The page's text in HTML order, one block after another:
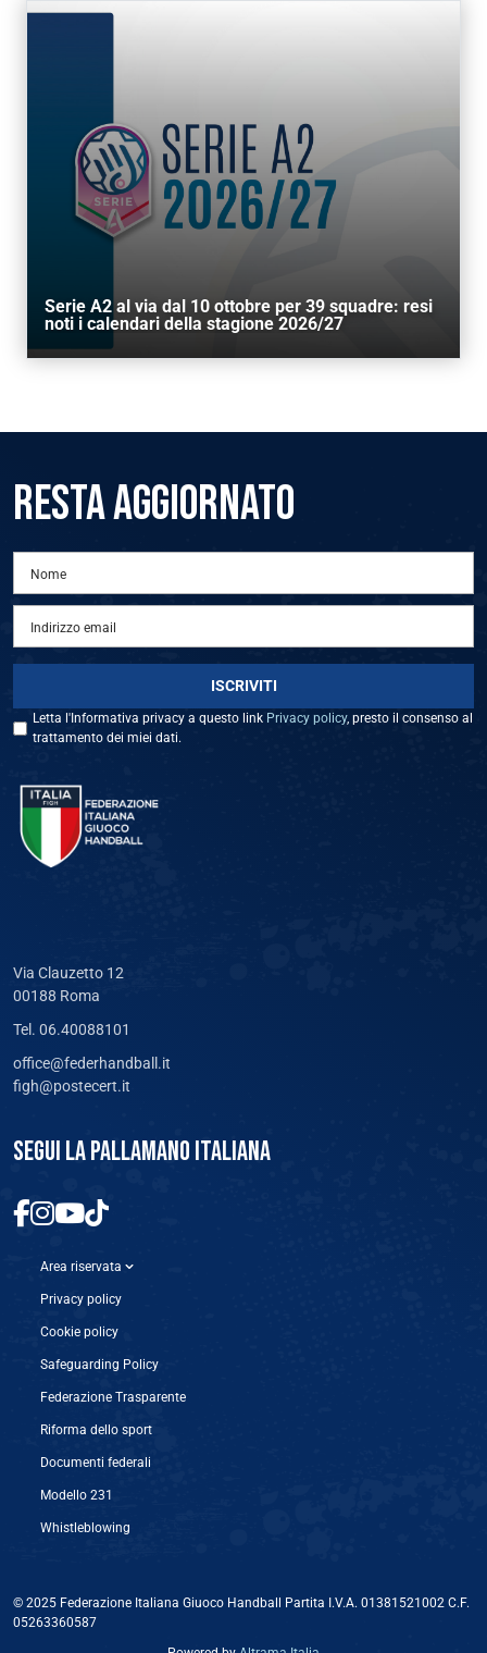
Serie A2 al via dal 10 ottobre per 39 squadre: resi
noti i calendari della stagione 2026/27
RESTA AGGIORNATO
Letta l'Informativa privacy a questo link Privacy policy, presto il consenso al
trattamento dei miei dati.
Via Clauzetto 12
00188 Roma
Tel. 06.40088101
office@federhandball.it
figh@postecert.it
SEGUI LA PALLAMANO ITALIANA
Area riservata
Privacy policy
Cookie policy
Safeguarding Policy
Federazione Trasparente
Riforma dello sport
Documenti federali
Modello 231
Whistleblowing
© 2025 Federazione Italiana Giuoco Handball Partita I.V.A. 01381521002 C.F.
05263360587